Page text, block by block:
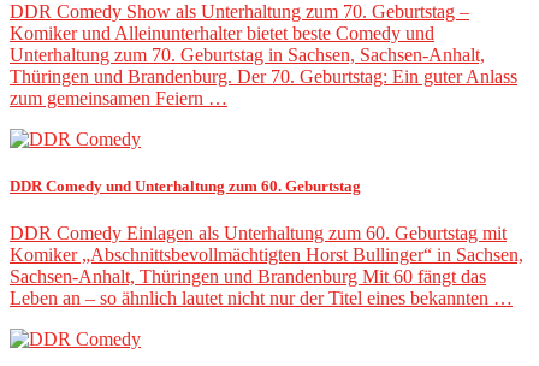
DDR Comedy Show als Unterhaltung zum 70. Geburtstag –
Komiker und Alleinunterhalter bietet beste Comedy und
Unterhaltung zum 70. Geburtstag in Sachsen, Sachsen-Anhalt,
Thüringen und Brandenburg. Der 70. Geburtstag: Ein guter Anlass
zum gemeinsamen Feiern …
DDR Comedy und Unterhaltung zum 60. Geburtstag
DDR Comedy Einlagen als Unterhaltung zum 60. Geburtstag mit
Komiker „Abschnittsbevollmächtigten Horst Bullinger“ in Sachsen,
Sachsen-Anhalt, Thüringen und Brandenburg Mit 60 fängt das
Leben an – so ähnlich lautet nicht nur der Titel eines bekannten …